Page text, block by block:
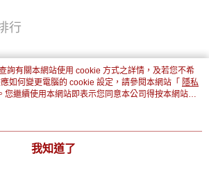
行
詢有關本網站使用 cookie 方式之詳情，及若您不希
如何變更電腦的 cookie 設定，請參閱本網站「 隱私
您繼續使用本網站即表示您同意本公司得按本網站使
cookie。
我知道了